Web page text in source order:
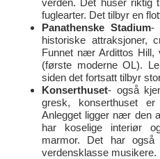
verden. Det huser riktig
fuglearter. Det tilbyr en
Panathenske Stadium-
historiske attraksjoner,
Funnet nær Ardittos
(første moderne OL).
siden det fortsatt tilbyr
Konserthuset- også
gresk, konserthuset
Anlegget ligger nær den
har koselige interiør
marmor. Det har
verdensklasse musikere.